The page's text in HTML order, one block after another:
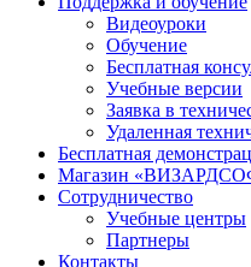
Видеоуроки
Обучение
Бесплатная
Учебные версии
Заявка в
Удаленная
Бесплатная
Магазин
Сотрудничество
Учебные центры
Партнеры
Контакты